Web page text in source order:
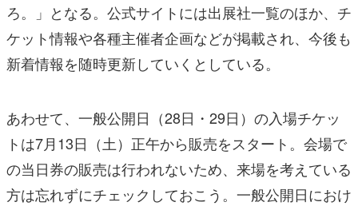
ろ。」となる。公式サイトには出展社一覧のほか、チ
ケット情報や各種主催者企画などが掲載され、今後も
新着情報を随時更新していくとしている。
あわせて、一般公開日（28日・29日）の入場チケッ
トは7月13日（土）正午から販売をスタート。会場で
の当日券の販売は行われないため、来場を考えている
方は忘れずにチェックしておこう。一般公開日におけ